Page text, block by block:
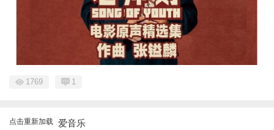
1769 1
点击重新加载 爱音乐